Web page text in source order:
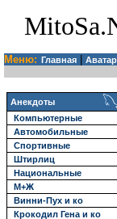
Меню: Главная
Анекдоты
Компьютерные
Автомобильные
Спортивные
Штирлиц
Национальные
М+Ж
Винни-Пух и ко
Крокодил Гена и ко